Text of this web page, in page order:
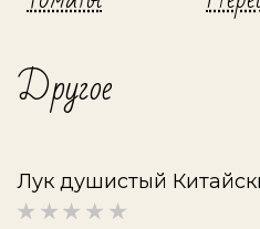
Другое
Лук душистый